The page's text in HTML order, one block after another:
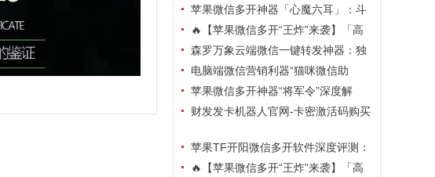
码商城正品保障
TF正式码+斗战神8073包，7天退换认
准拍拍卡激活码商城
苹果微信多开神器「心魔六耳」：斗
战神8073包+7天退换，认准拍拍卡激
活码商城
🔥【苹果微信多开“王炸”来袭】「高
端地狱火」—— TF正式码+斗战神807
3包，7天退换，安全防封，多开自由触
手可及！
森罗万象云端微信一键转发神器：独
家源码·安全防封·月卡季卡半年卡年卡
授权，7天无理由退换！
电脑端微信营销利器“猫咪微信助
手”深度评测：7大模块功能全解析，多
卡种授权灵活选
苹果微信多开神器“将军令”深度解
析：8073版本包+TF外侧码，微商营销
财发发卡机器人官网-卡密激活码购买
换苹果TF开阳微信多开软件深度评测：
凡尔赛8069包功能全解析，TestFlight
🔥【苹果微信多开“王炸”来袭】「高